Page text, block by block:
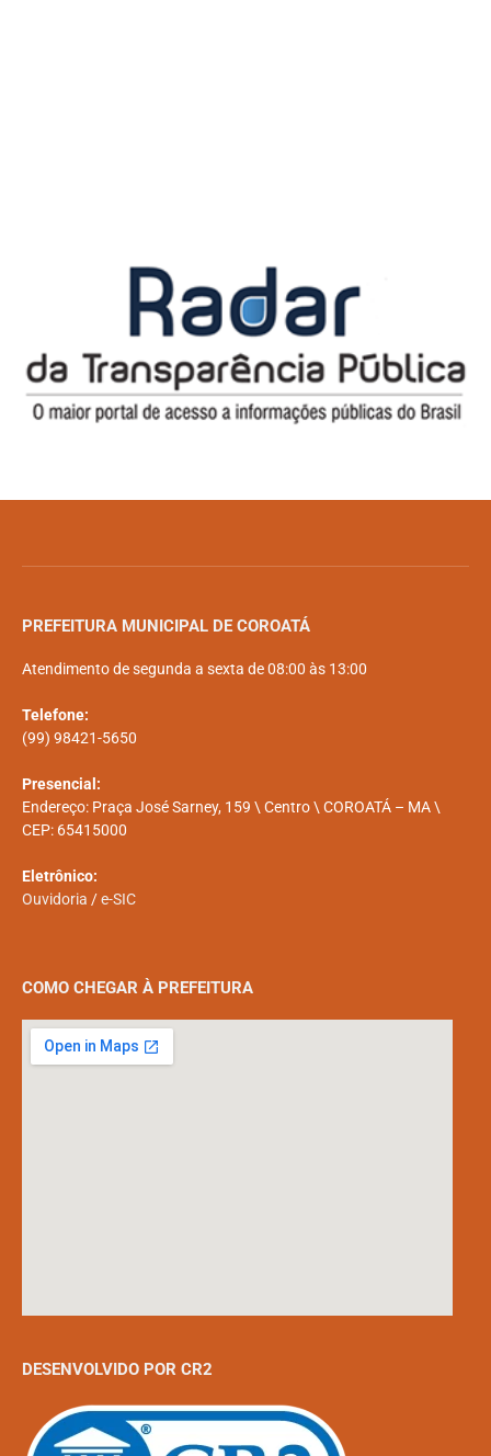
PREFEITURA MUNICIPAL DE COROATÁ
Atendimento de segunda a sexta de 08:00 às 13:00
Telefone:
(99) 98421-5650
Presencial:
Endereço: Praça José Sarney, 159 \ Centro \ COROATÁ – MA \
CEP: 65415000
Eletrônico:
Ouvidoria /e-SIC
COMO CHEGAR À PREFEITURA
DESENVOLVIDO POR CR2